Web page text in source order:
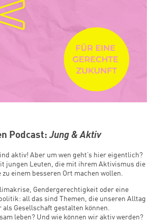
Podcast: Jung & Aktiv
aktiv! Aber um wen geht’s hier eigentlich?
jungen Leuten, die mit ihrem Aktivismus die
einem besseren Ort machen wollen.
Gendergerechtigkeit oder eine
all das sind Themen, die unseren Alltag
Gesellschaft gestalten können.
leben? Und wie können wir aktiv werden?